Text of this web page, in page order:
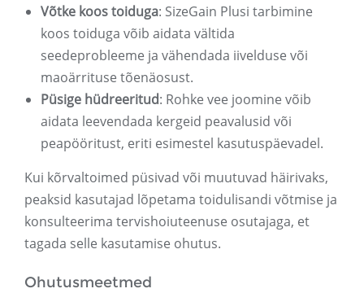
Võtke koos toiduga: SizeGain Plusi tarbimine
koos toiduga võib aidata vältida
seedeprobleeme ja vähendada iivelduse või
maoärrituse tõenäosust.
Püsige hüdreeritud: Rohke vee joomine võib
aidata leevendada kergeid peavalusid või
peapööritust, eriti esimestel kasutuspäevadel.
Kui kõrvaltoimed püsivad või muutuvad häirivaks,
peaksid kasutajad lõpetama toidulisandi võtmise ja
konsulteerima tervishoiuteenuse osutajaga, et
tagada selle kasutamise ohutus.
Ohutusmeetmed